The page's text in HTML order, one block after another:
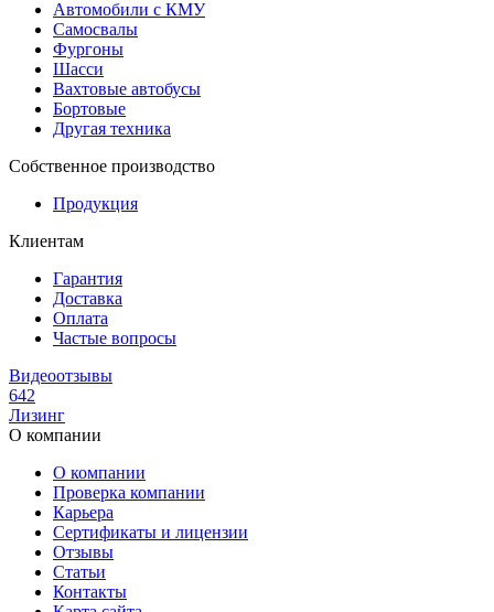
Автомобили с КМУ
Самосвалы
Фургоны
Шасси
Вахтовые автобусы
Бортовые
Другая техника
Собственное производство
Продукция
Клиентам
Гарантия
Доставка
Оплата
Частые вопросы
Видеоотзывы
642
Лизинг
О компании
О компании
Проверка компании
Карьера
Сертификаты и лицензии
Отзывы
Статьи
Контакты